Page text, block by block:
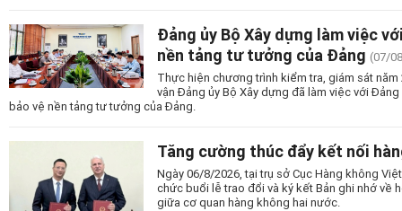
Đảng ủy Bộ Xây dựng làm việc
nền tảng tư tưởng của Đảng (07/
Thực hiện chương trình kiểm tra, giám sát
vận Đảng ủy Bộ Xây dựng đã làm việc với
bảo vệ nền tảng tư tưởng của Đảng.
Tăng cường thúc đẩy kết nối
Ngày 06/8/2026, tại trụ sở Cục Hàng không
chức buổi lễ trao đổi và ký kết Bản ghi nhớ về
giữa cơ quan hàng không hai nước.